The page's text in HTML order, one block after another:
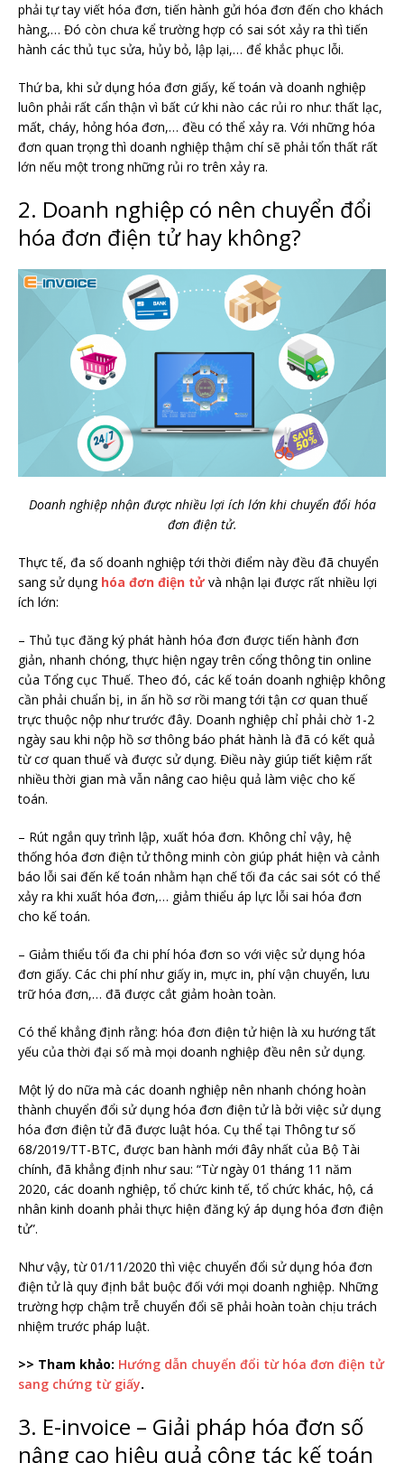
phải tự tay viết hóa đơn, tiến hành gửi hóa đơn đến cho khách
hàng,… Đó còn chưa kể trường hợp có sai sót xảy ra thì tiến
hành các thủ tục sửa, hủy bỏ, lập lại,… để khắc phục lỗi.
Thứ ba, khi sử dụng hóa đơn giấy, kế toán và doanh nghiệp
luôn phải rất cẩn thận vì bất cứ khi nào các rủi ro như: thất lạc,
mất, cháy, hỏng hóa đơn,… đều có thể xảy ra. Với những hóa
đơn quan trọng thì doanh nghiệp thậm chí sẽ phải tổn thất rất
lớn nếu một trong những rủi ro trên xảy ra.
2. Doanh nghiệp có nên chuyển đổi
hóa đơn điện tử hay không?
Doanh nghiệp nhận được nhiều lợi ích lớn khi chuyển đổi hóa
đơn điện tử.
Thực tế, đa số doanh nghiệp tới thời điểm này đều đã chuyển
sang sử dụng hóa đơn điện tửvà nhận lại được rất nhiều lợi
ích lớn:
– Thủ tục đăng ký phát hành hóa đơn được tiến hành đơn
giản, nhanh chóng, thực hiện ngay trên cổng thông tin online
của Tổng cục Thuế. Theo đó, các kế toán doanh nghiệp không
cần phải chuẩn bị, in ấn hồ sơ rồi mang tới tận cơ quan thuế
trực thuộc nộp như trước đây. Doanh nghiệp chỉ phải chờ 1-2
ngày sau khi nộp hồ sơ thông báo phát hành là đã có kết quả
từ cơ quan thuế và được sử dụng. Điều này giúp tiết kiệm rất
nhiều thời gian mà vẫn nâng cao hiệu quả làm việc cho kế
toán.
– Rút ngắn quy trình lập, xuất hóa đơn. Không chỉ vậy, hệ
thống hóa đơn điện tử thông minh còn giúp phát hiện và cảnh
báo lỗi sai đến kế toán nhằm hạn chế tối đa các sai sót có thể
xảy ra khi xuất hóa đơn,… giảm thiểu áp lực lỗi sai hóa đơn
cho kế toán.
– Giảm thiểu tối đa chi phí hóa đơn so với việc sử dụng hóa
đơn giấy. Các chi phí như giấy in, mực in, phí vận chuyển, lưu
trữ hóa đơn,… đã được cắt giảm hoàn toàn.
Có thể khẳng định rằng: hóa đơn điện tử hiện là xu hướng tất
yếu của thời đại số mà mọi doanh nghiệp đều nên sử dụng.
Một lý do nữa mà các doanh nghiệp nên nhanh chóng hoàn
thành chuyển đổi sử dụng hóa đơn điện tử là bởi việc sử dụng
hóa đơn điện tử đã được luật hóa. Cụ thể tại Thông tư số
68/2019/TT-BTC, được ban hành mới đây nhất của Bộ Tài
chính, đã khẳng định như sau: “Từ ngày 01 tháng 11 năm
2020, các doanh nghiệp, tổ chức kinh tế, tổ chức khác, hộ, cá
nhân kinh doanh phải thực hiện đăng ký áp dụng hóa đơn điện
tử”.
Như vậy, từ 01/11/2020 thì việc chuyển đổi sử dụng hóa đơn
điện tử là quy định bắt buộc đối với mọi doanh nghiệp. Những
trường hợp chậm trễ chuyển đổi sẽ phải hoàn toàn chịu trách
nhiệm trước pháp luật.
>> Tham khảo: Hướng dẫn chuyển đổi từ hóa đơn điện tử
sang chứng từ giấy.
3. E-invoice – Giải pháp hóa đơn số
nâng cao hiệu quả công tác kế toán